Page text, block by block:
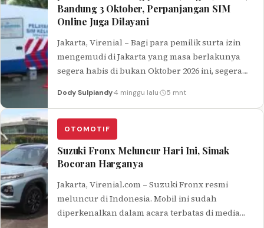
Bandung 3 Oktober, Perpanjangan SIM
Online Juga Dilayani
Jakarta, Virenial – Bagi para pemilik surta izin
mengemudi di Jakarta yang masa berlakunya
segera habis di bukan Oktober 2026 ini, segera
Dody Sulpiandy·4 minggu lalu· 5 mnt
OTOMOTIF
Suzuki Fronx Meluncur Hari Ini, Simak
Bocoran Harganya
Jakarta, Virenial.com – Suzuki Fronx resmi
meluncur di Indonesia. Mobil ini sudah
diperkenalkan dalam acara terbatas di media